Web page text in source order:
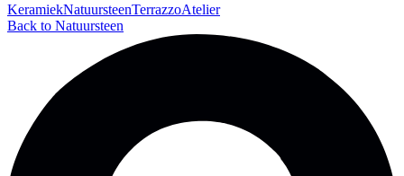
KeramiekNatuursteenTerrazzoAtelier
Back to Natuursteen